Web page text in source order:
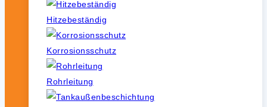
Hitzebeständig
Korrosionsschutz
Rohrleitung